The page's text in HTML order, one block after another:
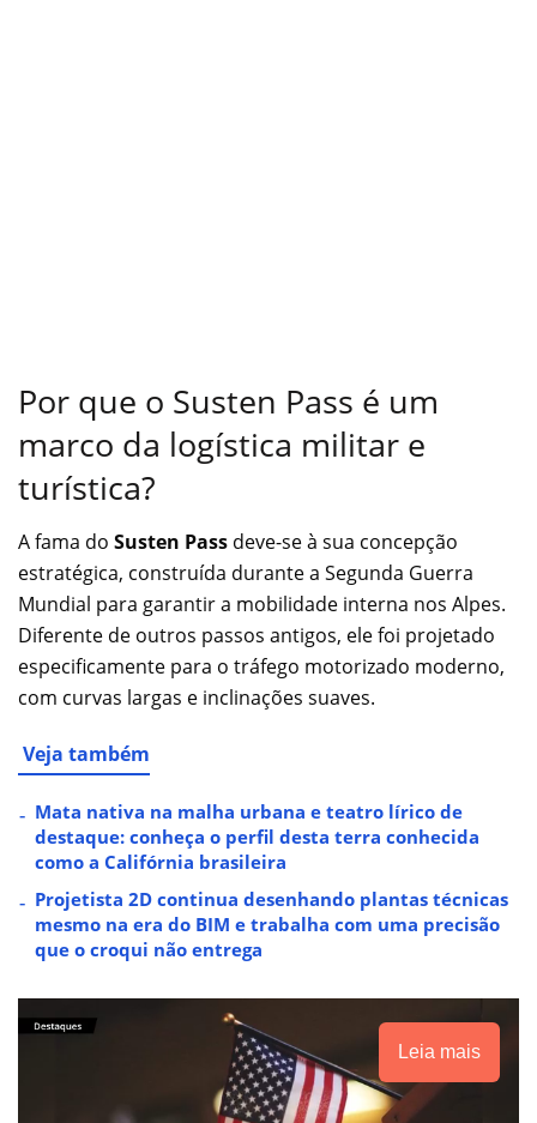
Por que o Susten Pass é um
marco da logística militar e
turística?
A fama do Susten Pass deve-se à sua concepção
estratégica, construída durante a Segunda Guerra
Mundial para garantir a mobilidade interna nos Alpes.
Diferente de outros passos antigos, ele foi projetado
especificamente para o tráfego motorizado moderno,
com curvas largas e inclinações suaves.
Veja também
Mata nativa na malha urbana e teatro lírico de
destaque: conheça o perfil desta terra conhecida
como a Califórnia brasileira
Projetista 2D continua desenhando plantas técnicas
mesmo na era do BIM e trabalha com uma precisão
que o croqui não entrega
Leia mais